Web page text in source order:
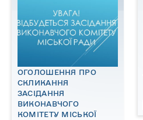
ОГОЛОШЕННЯ ПРО
СКЛИКАННЯ
ЗАСІДАННЯ
ВИКОНАВЧОГО
КОМІТЕТУ МІСЬКОЇ